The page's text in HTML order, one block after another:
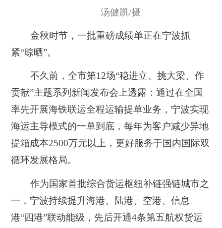
汤健凯/摄
金秋时节，一批重磅成绩单正在宁波抓
紧“晾晒”。
不久前，全市第12场“稳进立、挑大梁、作
贡献”主题系列新闻发布会上透露：通过在全国
率先开展海铁联运全程运输提单业务，宁波实现
海运主导模式的一单到底，每年为客户减少异地
提箱成本2500万元以上，更好服务于国内国际双
循环发展格局。
作为国家首批综合货运枢纽补链强链城市之
一，宁波持续提升海港、陆港、空港、信息
港“四港”联动能级，先后开通4条第五航权货运